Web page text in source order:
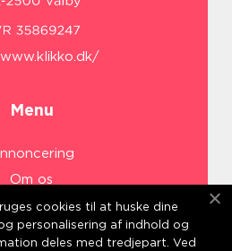
www.klikko.dk/
Menu
Om os
Cookies
os
cookies til at huske dine
personalisering af indhold og
deles med tredjepart. Ved